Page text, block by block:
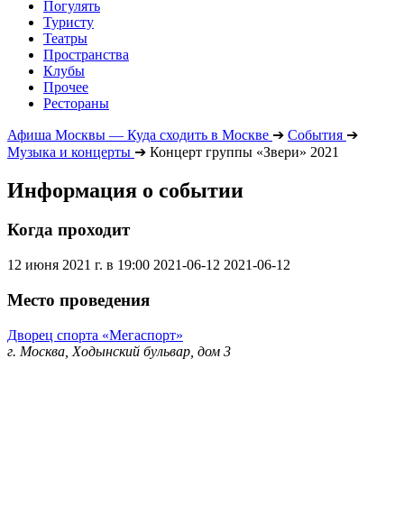
Погулять
Туристу
Театры
Пространства
Клубы
Прочее
Рестораны
Афиша Москвы — Куда сходить в Москве ➔ События ➔
Музыка и концерты ➔ Концерт группы «Звери» 2021
Информация о событии
Когда проходит
12 июня 2021 г. в 19:00 2021-06-12 2021-06-12
Место проведения
Дворец спорта «Мегаспорт»
г. Москва, Ходынский бульвар, дом 3